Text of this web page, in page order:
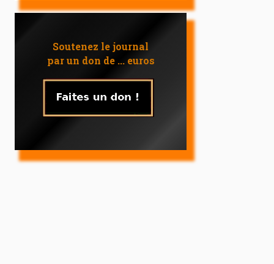
Soutenez le journal
par un don de ... euros